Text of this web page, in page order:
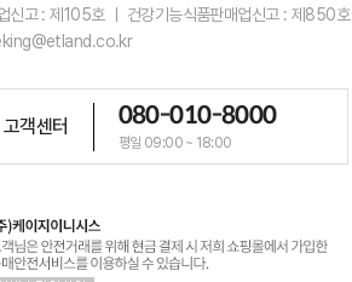
신고 : 제105호 ㅣ 건강기능식품판매업신고 : 제850
객센터 080-010-8000
평일 09:00 ~ 18:00